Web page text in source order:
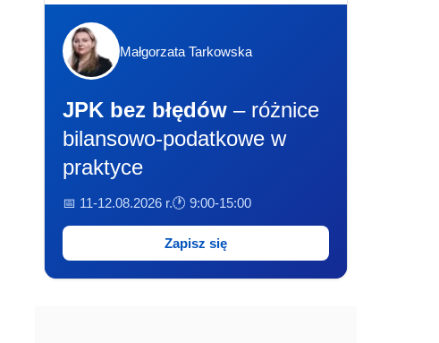
Małgorzata Tarkowska
JPK bez błędów – różnice
bilansowo-podatkowe w
praktyce
📅 11-12.08.2026 r.🕐 9:00-15:00
Zapisz się